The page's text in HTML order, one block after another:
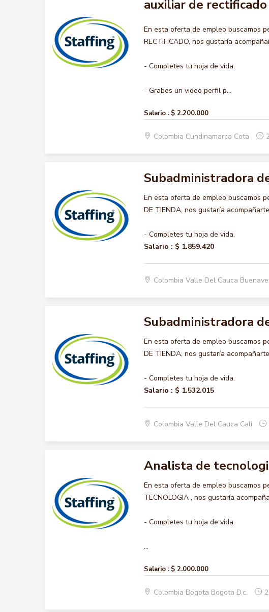
auxiliar de rectificado
En esta oferta de empleo buscamos
RECTIFICADO, nos gustaría
- Completes tu hoja de vida.
- Grabes un video perfil p...
Salario : $ 2.200.000
Colombia Cundinamarca Cota
Subadministradora
En esta oferta de empleo buscamos
DE TIENDA, nos gustaría
- Completes tu hoja de vida.
Salario : $ 1.859.420
Colombia Valle Del Cauca
Subadministradora
En esta oferta de empleo buscamos
DE TIENDA, nos gustaría
- Completes tu hoja de vida.
Salario : $ 1.532.015
Colombia Valle Del Cauca Cali
Analista de
En esta oferta de empleo buscamos
TECNOLOGIA , nos gustaría
- Completes tu hoja de vida.
...
Salario : $ 2.000.000
Colombia Bogota Bogota D.c.